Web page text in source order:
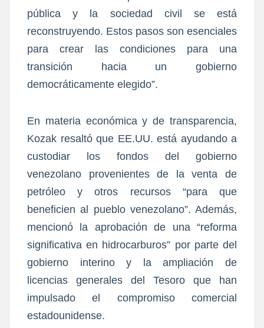
pública y la sociedad civil se está
reconstruyendo. Estos pasos son esenciales
para crear las condiciones para una
transición hacia un gobierno
democráticamente elegido”.
En materia económica y de transparencia,
Kozak resaltó que EE.UU. está ayudando a
custodiar los fondos del gobierno
venezolano provenientes de la venta de
petróleo y otros recursos “para que
beneficien al pueblo venezolano”. Además,
mencionó la aprobación de una “reforma
significativa en hidrocarburos” por parte del
gobierno interino y la ampliación de
licencias generales del Tesoro que han
impulsado el compromiso comercial
estadounidense.